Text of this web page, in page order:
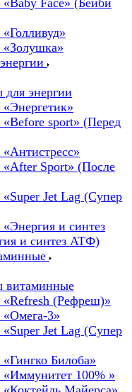
Face» (Бейби
энергии
sport» (Перед
«After Sport» (После
Jet Lag (Супер
и синтез
и синтез АТФ)
витаминные
«Refresh (Рефреш)»
3»
Jet Lag (Супер
Билоба»
«Иммунитет 100% »